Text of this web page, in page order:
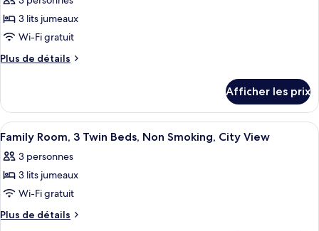
la
ville
type
de
chambre :
Chambre
lits
jumeaux,
fumeur,
vue
sur
la
ville
3 lits jumeaux
Wi-Fi gratuit
Plus de détails
Plus
Chambre
familiale,
3
jumeaux,
fumeur,
sur
la
ville
Afficher les prix
Afficher
toutes
les
photos
pour
ce
Une chambre d’hôtel avec deux lits,
4
Family Room, 3 Twin Beds, Non Smoking, City View
3 personnes
3 lits jumeaux
Wi-Fi gratuit
Plus de détails
Plus